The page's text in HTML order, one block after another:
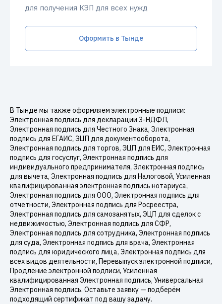
для получения КЭП для всех нужд
Оформить в Тынде
В Тынде мы также оформляем электронные подписи:
Электронная подпись для декларации 3-НДФЛ,
Электронная подпись для Честного Знака, Электронная
подпись для ЕГАИС, ЭЦП для документооборота,
Электронная подпись для торгов, ЭЦП для ЕИС, Электронная
подпись для госуслуг, Электронная подпись для
индивидуального предпринимателя, Электронная подпись
для вычета, Электронная подпись для Налоговой, Усиленная
квалифицированная электронная подпись нотариуса,
Электронная подпись для ООО, Электронная подпись для
отчетности, Электронная подпись для Росреестра,
Электронная подпись для самозанятых, ЭЦП для сделок с
недвижимостью, Электронная подпись для СФР,
Электронная подпись для сотрудника, Электронная подпись
для суда, Электронная подпись для врача, Электронная
подпись для юридического лица, Электронная подпись для
всех видов деятельности, Перевыпуск электронной подписи,
Продление электронной подписи, Усиленная
квалифицированная Электронная подпись, Универсальная
Электронная подпись. Оставьте заявку — подберём
подходящий сертификат под вашу задачу.